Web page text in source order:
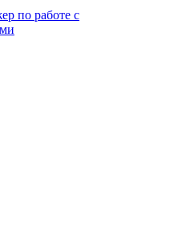
по работе с